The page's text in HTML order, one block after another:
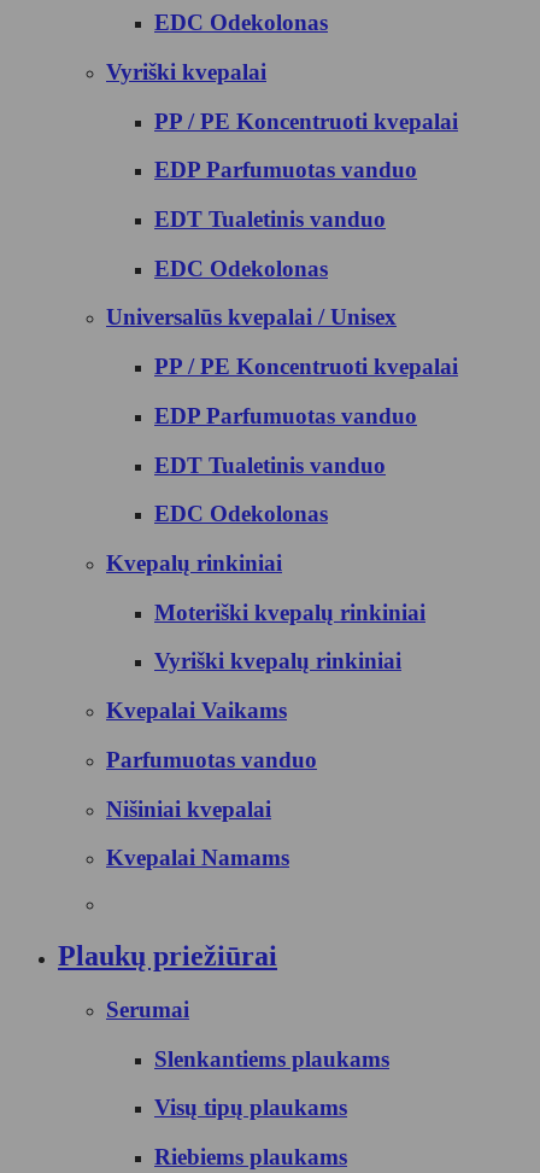
EDC Odekolonas
Vyriški kvepalai
PP / PE Koncentruoti kvepalai
EDP Parfumuotas vanduo
EDT Tualetinis vanduo
EDC Odekolonas
Universalūs kvepalai / Unisex
PP / PE Koncentruoti kvepalai
EDP Parfumuotas vanduo
EDT Tualetinis vanduo
EDC Odekolonas
Kvepalų rinkiniai
Moteriški kvepalų rinkiniai
Vyriški kvepalų rinkiniai
Kvepalai Vaikams
Parfumuotas vanduo
Nišiniai kvepalai
Kvepalai Namams
Plaukų priežiūrai
Serumai
Slenkantiems plaukams
Visų tipų plaukams
Riebiems plaukams